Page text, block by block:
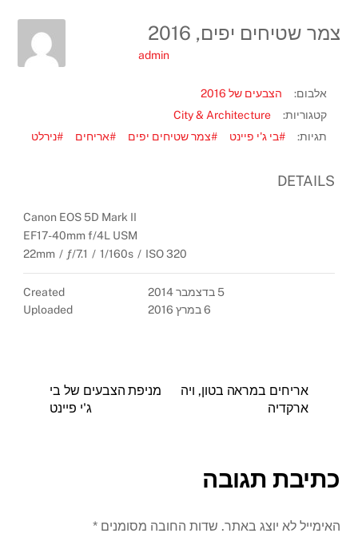
צמר שטיחים יפים, 2016
admin
אלבום:
הצבעים של 2016
קטגוריות:
City & Architecture
תגיות:
#בי ג'י פיינט #צמר שטיחים יפים #אריחים #נירלט
DETAILS
Canon EOS 5D Mark II
EF17-40mm f/4L USM
22mm / ƒ/7.1 / 1/160s / ISO 320
Created
5 בדצמבר 2014
Uploaded
6 במרץ 2016
אריחים במראה בטון, ויה
ארקדיה
מניפת הצבעים של בי
ג'י פיינט
כתיבת תגובה
האימייל לא יוצג באתר. שדות החובה מסומנים*